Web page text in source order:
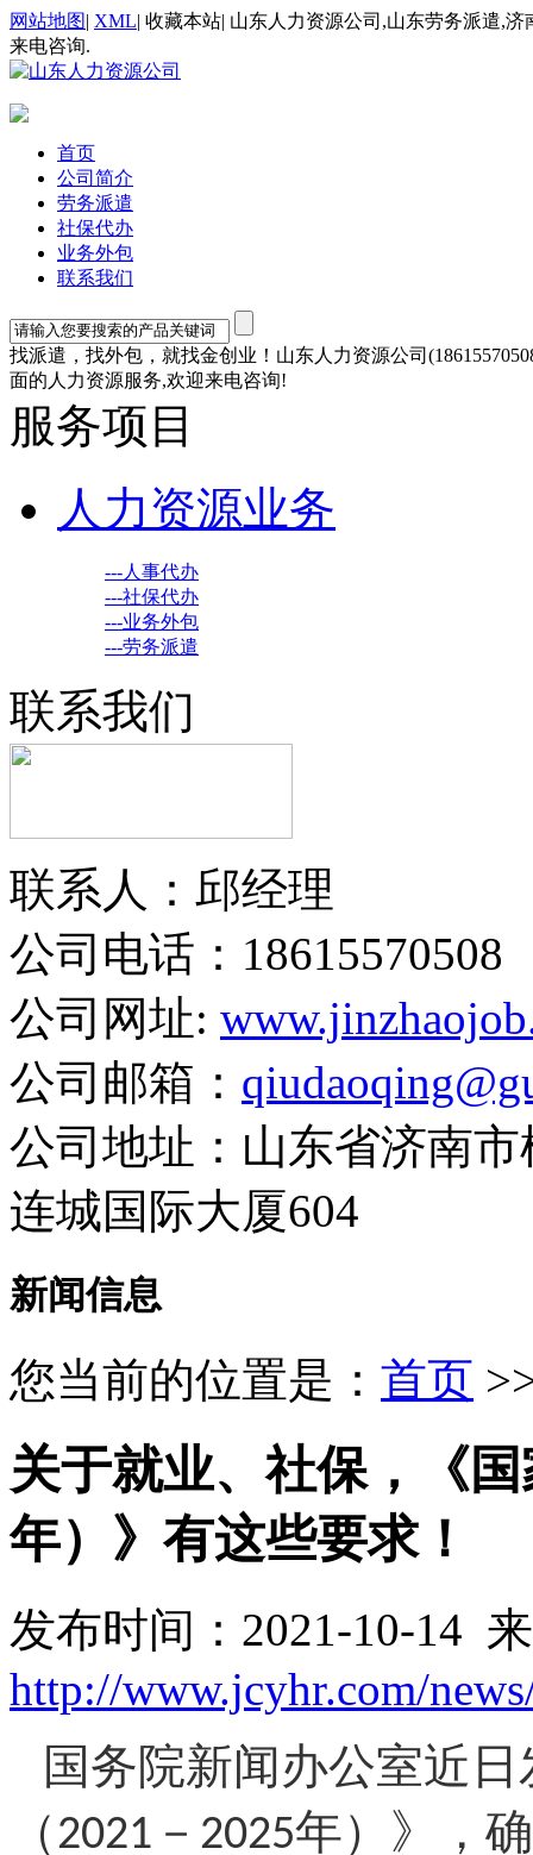
网站地图| XML| 收藏本站| 山东人力资源公司,山东劳务派遣,
来电咨询.
首页
公司简介
劳务派遣
社保代办
业务外包
联系我们
找派遣，找外包，就找金创业！山东人力资源公司
面的人力资源服务,欢迎来电咨询!
服务项目
人力资源业务
---人事代办
---社保代办
---业务外包
---劳务派遣
联系我们
联系人：邱经理
公司电话：18615570508
公司网址:
公司邮箱：
公司地址：山东省济南
连城国际大厦604
新闻信息
您当前的位置是： 首页
关于就业、社保，《
年）》有这些要求！
发布时间：2021-10-14
http://www.jcyhr.com/
国务院新闻办公室近
（2021 － 2025年）》，